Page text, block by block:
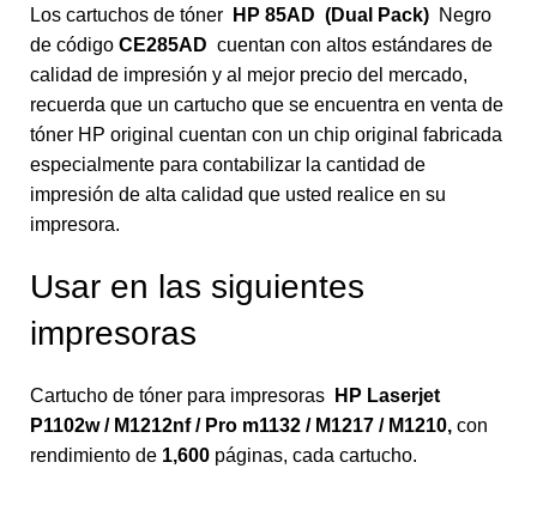
Los cartuchos de tóner HP 85AD (Dual Pack) Negro
de código CE285AD cuentan con altos estándares de
calidad de impresión y al mejor precio del mercado,
recuerda que un cartucho que se encuentra en venta de
tóner HP original cuentan con un chip original fabricada
especialmente para contabilizar la cantidad de
impresión de alta calidad que usted realice en su
impresora.
Usar en las siguientes
impresoras
Cartucho de tóner para impresoras
HP Laserjet
P1102w / M1212nf / Pro m1132 / M1217 / M1210, con
rendimiento de 1,600 páginas, cada cartucho.